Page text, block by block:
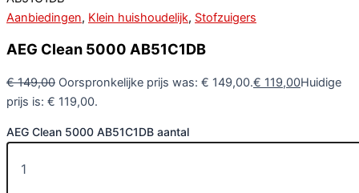
Aanbiedingen, Klein huishoudelijk, Stofzuigers
AEG Clean 5000 AB51C1DB
€149,00 Oorspronkelijke prijs was: € 149,00.€ 119,00Huidige
prijs is: € 119,00.
AEG Clean 5000 AB51C1DB aantal